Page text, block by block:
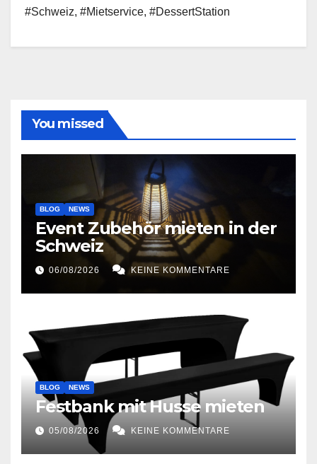
#Schweiz, #Mietservice, #DessertStation
You missed
BLOG NEWS
Event Zubehör mieten in der
Schweiz
06/08/2026 KEINE KOMMENTARE
BLOG NEWS
Festbank mit Husse mieten
05/08/2026 KEINE KOMMENTARE